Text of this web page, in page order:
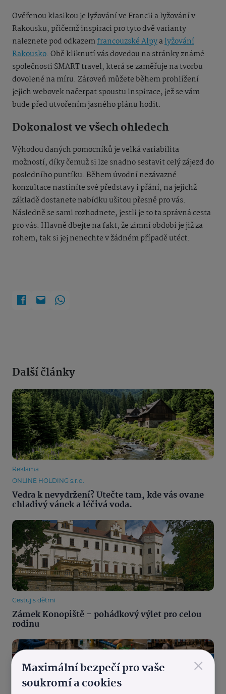
Ověřenou klasikou je lyžování ve Francii a lyžování v
Rakousku, přičemž inspiraci pro tyto dvě varianty
naleznete pod odkazemfrancouzské Alpyalyžování
Rakousko. Obě kliknutí vás dovedou na stránky známé
společnosti SMART travel, která se zaměřuje na tvorbu
dovolené na míru. Zároveň můžete během prohlížení
jejich webovek načerpat spoustu inspirace, jež se vám
bude před utvořením jasného plánu hodit.
Dokonalost ve všech ohledech
Výhodou daných pomocníků je velká variabilita
možností, díky čemuž si lze snadno sestavit celý zájezd do
posledního puntíku. Během úvodní nezávazné
konzultace nastíníte své představy i přání, na jejichž
základě dostanete nabídku ušitou přesně pro vás.
Následně se sami rozhodnete, jestli je to ta správná cesta
pro vás. Hlavně dbejte na fakt, že zimní období je již za
rohem, tak si jej nenechte v žádném případě utéct.
Další články
Reklama
ONLINE HOLDING s.r.o.
Vedra k nevydržení? Utečte tam, kde vás ovane
chladivý vánek a léčivá voda.
Cestuj s dětmi
Zámek Konopiště – pohádkový výlet pro celou
rodinu
×
Maximální bezpečí pro vaše
soukromí a cookies